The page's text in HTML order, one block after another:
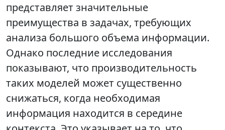
представляет значительные
преимущества в задачах, требующих
анализа большого объема информации.
Однако последние исследования
показывают, что производительность
таких моделей может существенно
снижаться, когда необходимая
информация находится в середине